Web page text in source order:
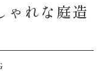
ゃれな庭造